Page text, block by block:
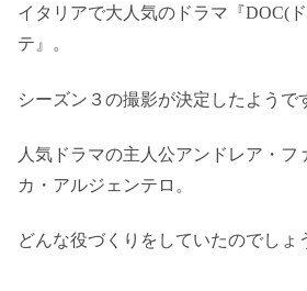
イタリアで大人気のドラマ『DOC(
テ』。
シーズン３の撮影が決定したようで
人気ドラマの主人公アンドレア・フ
カ・アルジェンテロ。
どんな役づくりをしていたのでしょ